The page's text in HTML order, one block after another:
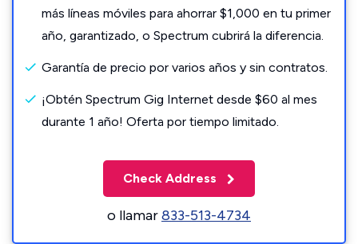
más líneas móviles para ahorrar $1,000 en tu primer
año, garantizado, o Spectrum cubrirá la diferencia.
Garantía de precio por varios años y sin contratos.
¡Obtén Spectrum Gig Internet desde $60 al mes
durante 1 año! Oferta por tiempo limitado.
Check Address
o llamar833-513-4734